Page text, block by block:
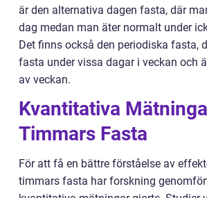
är den alternativa dagen fasta, där
dag medan man äter normalt under
Det finns också den periodiska fasta,
fasta under vissa dagar i veckan och
av veckan.
Kvantitativa
Timmars Fasta
För att få en bättre förståelse av
timmars fasta har forskning